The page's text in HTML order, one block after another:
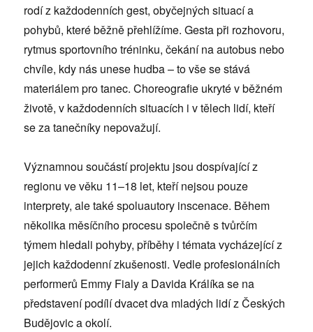
rodí z každodenních gest, obyčejných situací a
pohybů, které běžně přehlížíme. Gesta při rozhovoru,
rytmus sportovního tréninku, čekání na autobus nebo
chvíle, kdy nás unese hudba – to vše se stává
materiálem pro tanec. Choreografie ukryté v běžném
životě, v každodenních situacích i v tělech lidí, kteří
se za tanečníky nepovažují.
Významnou součástí projektu jsou dospívající z
regionu ve věku 11–18 let, kteří nejsou pouze
interprety, ale také spoluautory inscenace. Během
několika měsíčního procesu společně s tvůrčím
týmem hledali pohyby, příběhy i témata vycházející z
jejich každodenní zkušenosti. Vedle profesionálních
performerů Emmy Fialy a Davida Králíka se na
představení podílí dvacet dva mladých lidí z Českých
Budějovic a okolí.